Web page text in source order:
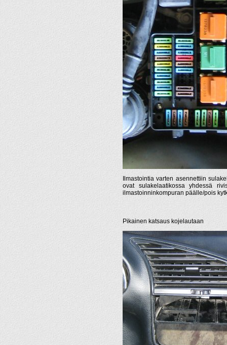
Ilmastointia varten asennettiin
ovat sulakelaatikossa yhdessä
ilmastoinninkompuran päälle/pois
Pikainen katsaus kojelautaan